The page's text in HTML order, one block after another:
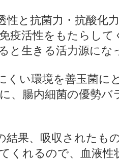
性と抗菌力・抗酸化
疫活性をもたらし
と生きる活力源にな
くい環境を善玉菌に
、腸内細菌の優勢バ
結果、吸収されたも
くれるので、血液性